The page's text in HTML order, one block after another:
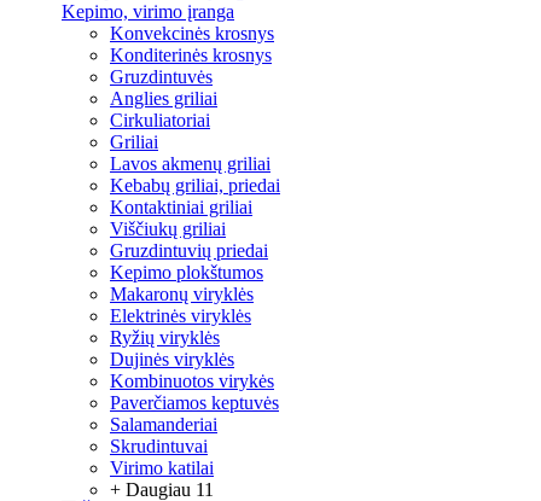
Kepimo, virimo įranga
Konvekcinės krosnys
Konditerinės krosnys
Gruzdintuvės
Anglies griliai
Cirkuliatoriai
Griliai
Lavos akmenų griliai
Kebabų griliai, priedai
Kontaktiniai griliai
Viščiukų griliai
Gruzdintuvių priedai
Kepimo plokštumos
Makaronų viryklės
Elektrinės viryklės
Ryžių viryklės
Dujinės viryklės
Kombinuotos virykės
Paverčiamos keptuvės
Salamanderiai
Skrudintuvai
Virimo katilai
+ Daugiau 11